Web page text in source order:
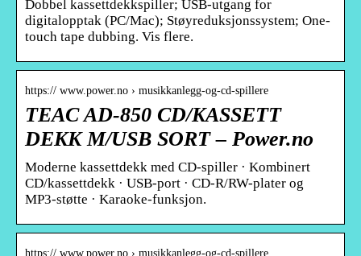
Dobbel kassettdekkspiller; USB-utgang for
digitalopptak (PC/Mac); Støyreduksjonssystem; One-
touch tape dubbing. Vis flere.
https:// www.power.no › musikkanlegg-og-cd-spillere
TEAC AD-850 CD/KASSETT
DEKK M/USB SORT – Power.no
Moderne kassettdekk med CD-spiller · Kombinert
CD/kassettdekk · USB-port · CD-R/RW-plater og
MP3-støtte · Karaoke-funksjon.
https:// www.power.no › musikkanlegg-og-cd-spillere